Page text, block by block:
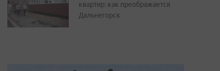
квартир: как преображается
Дальнегорск